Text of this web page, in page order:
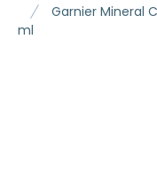
Garnier Mineral
ml